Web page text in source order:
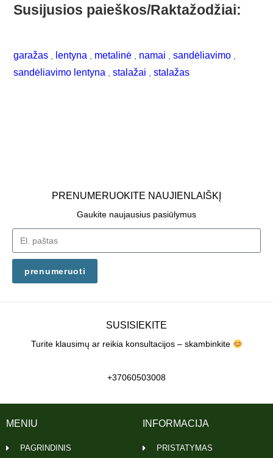
Susijusios paieškos/Raktažodžiai:
garažas , lentyna , metalinė , namai ,sandėliavimo ,
sandėliavimo lentyna ,stalažai ,stalažas
PRENUMERUOKITE NAUJIENLAIŠKĮ
Gaukite naujausius pasiūlymus
prenumeruoti
SUSISIEKITE
Turite klausimų ar reikia konsultacijos – skambinkite
+37060503008
INFORMACIJA
PRISTATYMAS
MENIU
PAGRINDINIS